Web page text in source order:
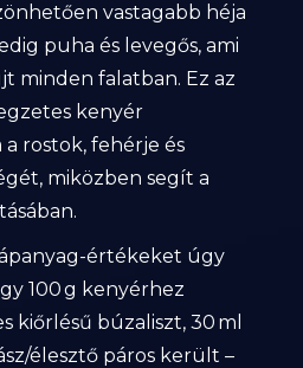
vastagabb héja
puha és levegős, ami
minden falatban. Ez az
kenyér
rostok, fehérje és
miközben segít a
értékeket úgy
100 g kenyérhez
kiőrlésű búzaliszt, 30 ml
élesztő páros került –